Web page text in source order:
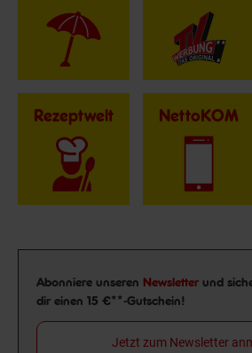
Rezeptwelt NettoKOM
Newsletter Anmeldung
Abonniere unseren Newsletter und
dir einen 15 €**-Gutschein!
Jetzt zum Newsletter